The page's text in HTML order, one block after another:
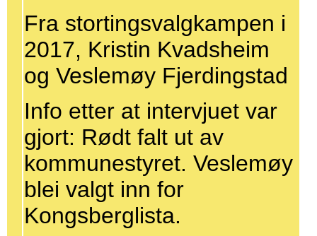
Fra stortingsvalgkampen i
2017, Kristin Kvadsheim
og Veslemøy Fjerdingstad
Info etter at intervjuet var
gjort: Rødt falt ut av
kommunestyret. Veslemøy
blei valgt inn for
Kongsberglista.